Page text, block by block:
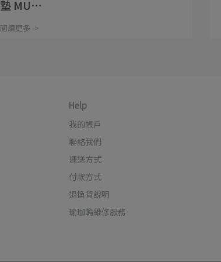
墊 MU⋯
閱讀更多 ->
Help
我的帳戶
聯絡我們
運送方式
付款方式
退換貨說明
瑜珈輪維修服務